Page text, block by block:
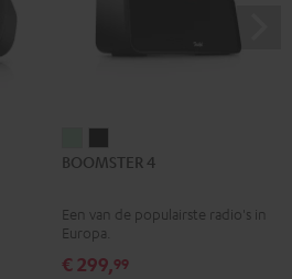
4
Green
4
black
BOOMSTER 4
Een van de populairste radio's in
Europa.
€ 299,99